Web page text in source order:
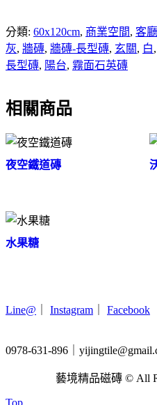
分類: 60x120cm, 商業空間, 客廳
灰, 牆磚, 牆磚-長型磚, 玄關, 白,
長型磚, 陽台, 霧面石英磚
相關商品
夜空鐵道磚
水果糖
Line@ Instagram Facebook
0978-631-896｜
藝境精品磁磚 © All
Top